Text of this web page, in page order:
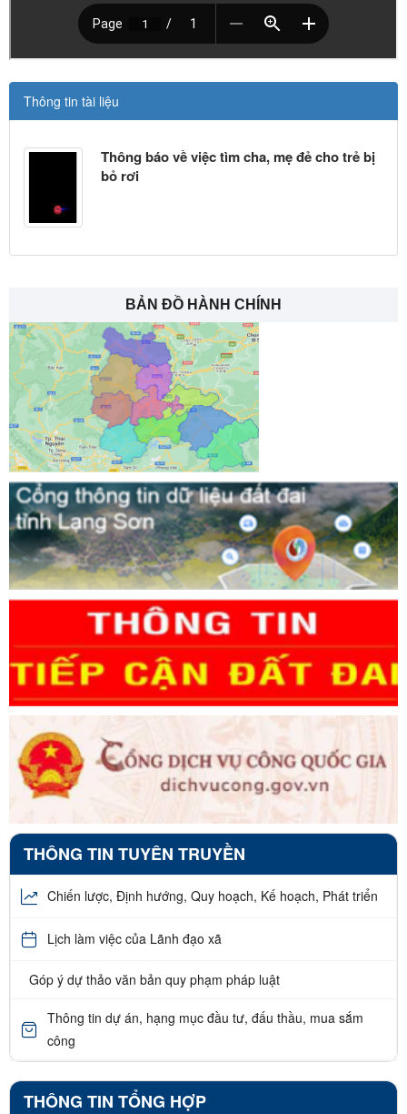
Thông tin tài liệu
Thông báo về việc tìm cha, mẹ đẻ cho trẻ bị
bỏ rơi
BẢN ĐỒ HÀNH CHÍNH
THÔNG TIN TUYÊN TRUYỀN
Chiến lược, Định hướng, Quy hoạch, Kế hoạch, Phát triển
Lịch làm việc của Lãnh đạo xã
Góp ý dự thảo văn bản quy phạm pháp luật
Thông tin dự án, hạng mục đầu tư, đấu thầu, mua sắm
công
THÔNG TIN TỔNG HỢP